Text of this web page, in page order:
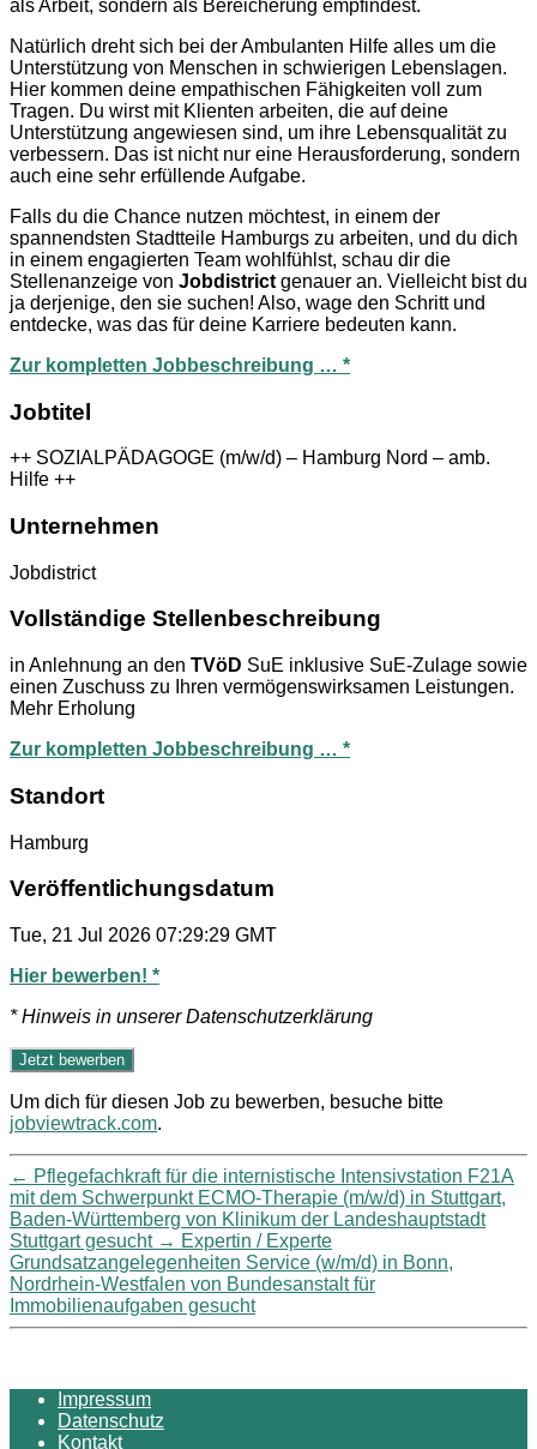
als Arbeit, sondern als Bereicherung empfindest.
Natürlich dreht sich bei der Ambulanten Hilfe alles um die
Unterstützung von Menschen in schwierigen Lebenslagen.
Hier kommen deine empathischen Fähigkeiten voll zum
Tragen. Du wirst mit Klienten arbeiten, die auf deine
Unterstützung angewiesen sind, um ihre Lebensqualität zu
verbessern. Das ist nicht nur eine Herausforderung, sondern
auch eine sehr erfüllende Aufgabe.
Falls du die Chance nutzen möchtest, in einem der
spannendsten Stadtteile Hamburgs zu arbeiten, und du dich
in einem engagierten Team wohlfühlst, schau dir die
Stellenanzeige von Jobdistrict genauer an. Vielleicht bist du
ja derjenige, den sie suchen! Also, wage den Schritt und
entdecke, was das für deine Karriere bedeuten kann.
Zur kompletten Jobbeschreibung … *
Jobtitel
++ SOZIALPÄDAGOGE (m/w/d) – Hamburg Nord – amb.
Hilfe ++
Unternehmen
Jobdistrict
Vollständige Stellenbeschreibung
in Anlehnung an den TVöD SuE inklusive SuE-Zulage sowie
einen Zuschuss zu Ihren vermögenswirksamen Leistungen.
Mehr Erholung
Zur kompletten Jobbeschreibung … *
Standort
Hamburg
Veröffentlichungsdatum
Tue, 21 Jul 2026 07:29:29 GMT
Hier bewerben! *
* Hinweis in unserer Datenschutzerklärung
Um dich für diesen Job zu bewerben, besuche bitte
jobviewtrack.com.
← Pflegefachkraft für die internistische Intensivstation F21A
mit dem Schwerpunkt ECMO-Therapie (m/w/d) in Stuttgart,
Baden-Württemberg von Klinikum der Landeshauptstadt
Stuttgart gesucht → Expertin / Experte
Grundsatzangelegenheiten Service (w/m/d) in Bonn,
Nordrhein-Westfalen von Bundesanstalt für
Immobilienaufgaben gesucht
Impressum
Datenschutz
Kontakt